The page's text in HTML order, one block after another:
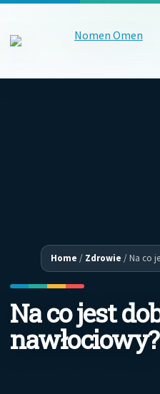
Home / Zdrowie /Na co
Na co jest
nawłociowy?